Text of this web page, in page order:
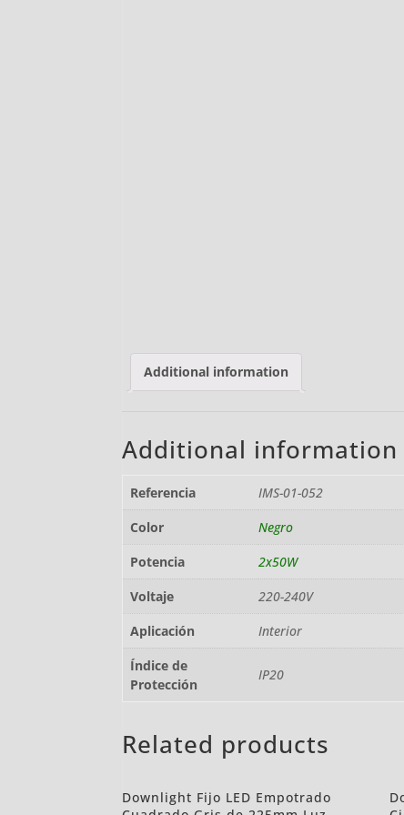
Additional information
Additional information
Referencia
IMS-01-052
Color
Negro
Potencia
2x50W
Voltaje
220-240V
Aplicación
Interior
Índice de
Protección
IP20
Related products
Downlight Fijo LED Empotrado